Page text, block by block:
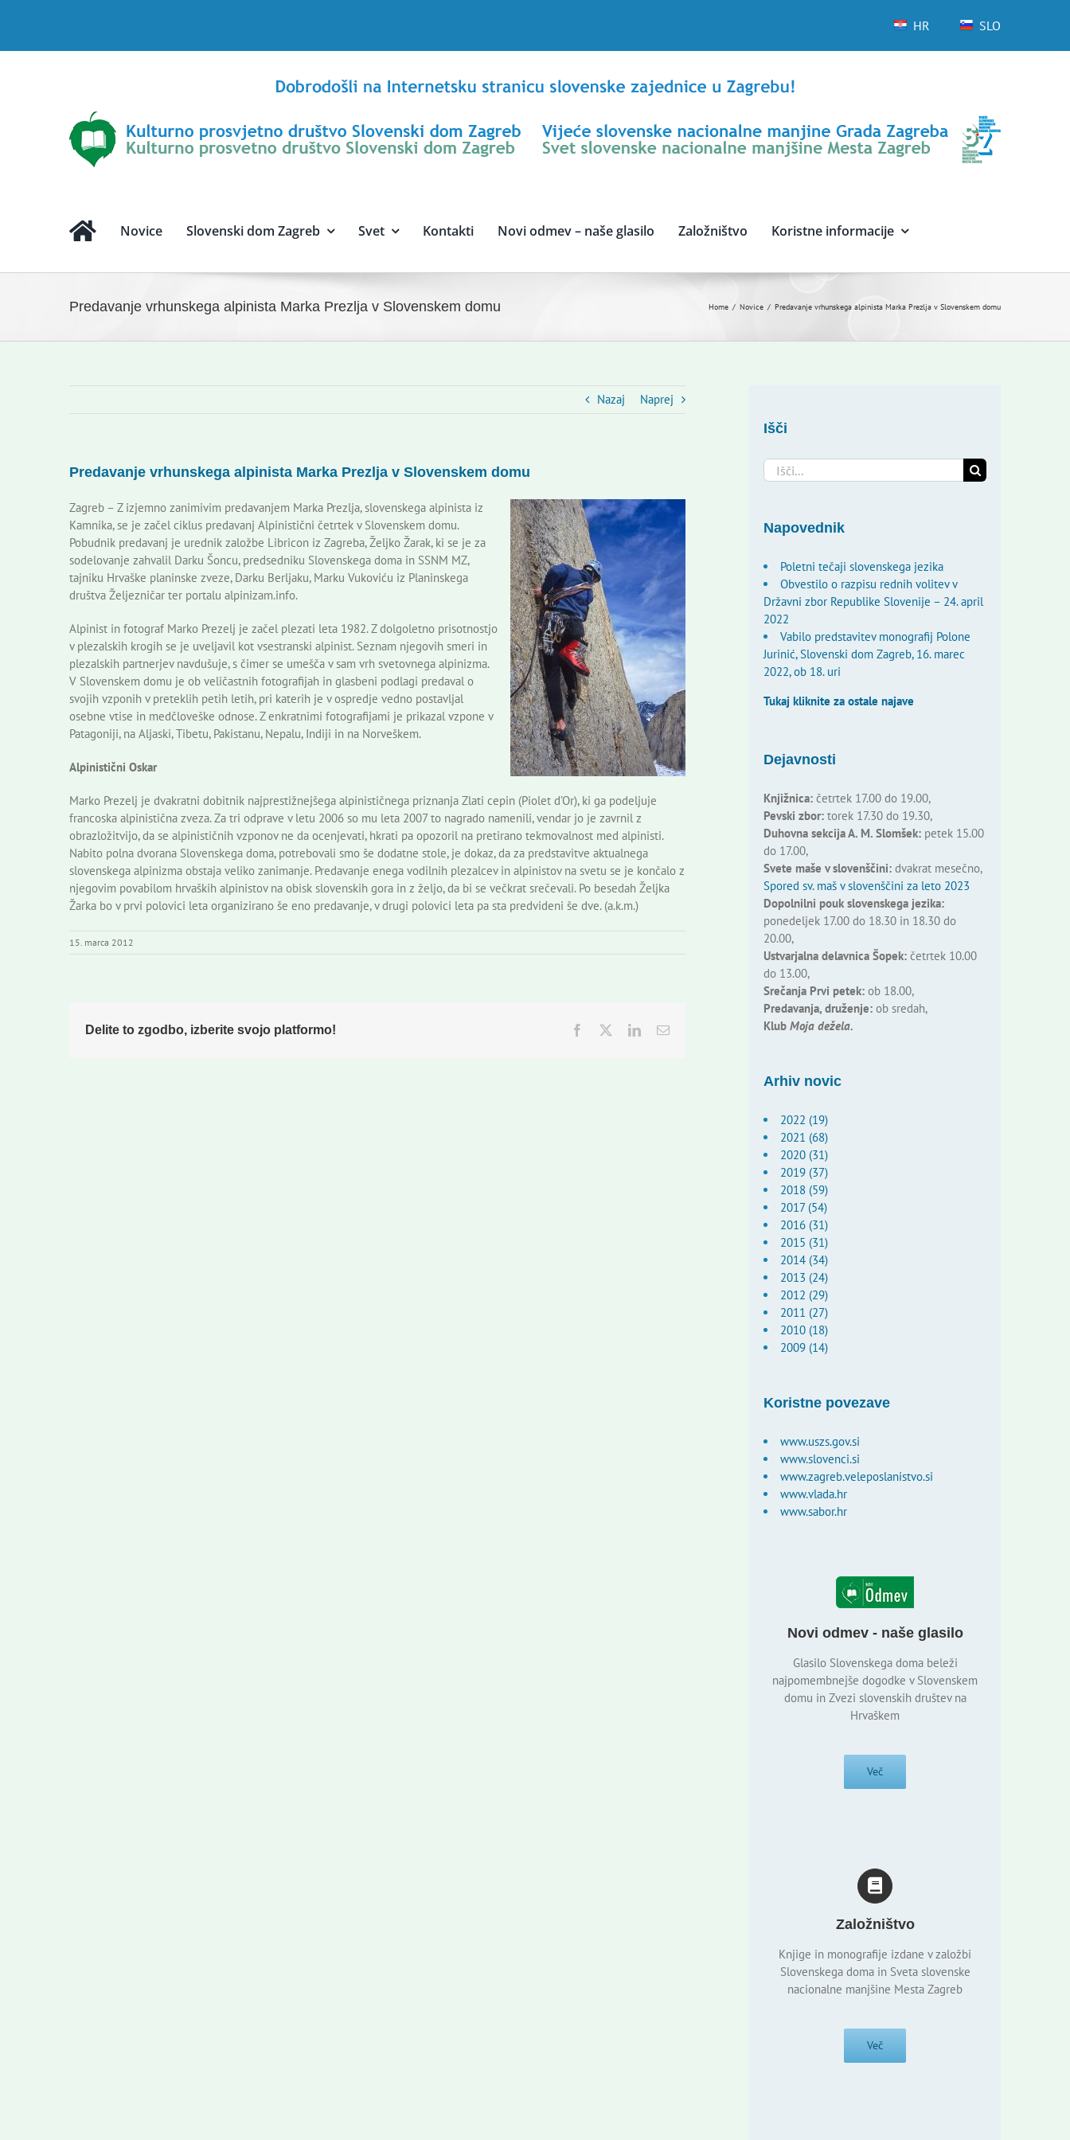
HR SLO
Novice Slovenski dom Zagreb Svet Kontakti Novi odmev – naše glasilo Založništvo Koristne informacije
Predavanje vrhunskega alpinista Marka Prezlja v Slovenskem domu Home Novice Predavanje vrhunskega alpinista Marka Prezlja v Slovenskem domu
Nazaj Naprej
Predavanje vrhunskega alpinista Marka Prezlja v Slovenskem domu
Zagreb – Z izjemno zanimivim predavanjem Marka Prezlja, slovenskega alpinista iz
Kamnika, se je začel ciklus predavanj Alpinistični četrtek v Slovenskem domu.
Pobudnik predavanj je urednik založbe Libricon iz Zagreba, Željko Žarak, ki se je za
sodelovanje zahvalil Darku Šoncu, predsedniku Slovenskega doma in SSNM MZ,
tajniku Hrvaške planinske zveze, Darku Berljaku, Marku Vukoviću iz Planinskega
društva Željezničar ter portalu alpinizam.info.
Alpinist in fotograf Marko Prezelj je začel plezati leta 1982. Z dolgoletno prisotnostjo
v plezalskih krogih se je uveljavil kot vsestranski alpinist. Seznam njegovih smeri in
plezalskih partnerjev navdušuje, s čimer se umešča v sam vrh svetovnega alpinizma.
V Slovenskem domu je ob veličastnih fotografijah in glasbeni podlagi predaval o
svojih vzponih v preteklih petih letih, pri katerih je v ospredje vedno postavljal
osebne vtise in medčloveške odnose. Z enkratnimi fotografijami je prikazal vzpone v
Patagoniji, na Aljaski, Tibetu, Pakistanu, Nepalu, Indiji in na Norveškem.
Alpinistični Oskar
Marko Prezelj je dvakratni dobitnik najprestižnejšega alpinističnega priznanja Zlati cepin (Piolet d’Or), ki ga podeljuje
francoska alpinistična zveza. Za tri odprave v letu 2006 so mu leta 2007 to nagrado namenili, vendar jo je zavrnil z
obrazložitvijo, da se alpinističnih vzponov ne da ocenjevati, hkrati pa opozoril na pretirano tekmovalnost med alpinisti.
Nabito polna dvorana Slovenskega doma, potrebovali smo še dodatne stole, je dokaz, da za predstavitve aktualnega
slovenskega alpinizma obstaja veliko zanimanje. Predavanje enega vodilnih plezalcev in alpinistov na svetu se je končalo z
njegovim povabilom hrvaških alpinistov na obisk slovenskih gora in z željo, da bi se večkrat srečevali. Po besedah Željka
Žarka bo v prvi polovici leta organizirano še eno predavanje, v drugi polovici leta pa sta predvideni še dve. (a.k.m.)
15. marca 2012
Delite to zgodbo, izberite svojo platformo! Facebook
TwitterLinkedInEmail
Išči
Search
for:
Napovednik
Poletni tečaji slovenskega jezika
Obvestilo o razpisu rednih volitev v
Državni zbor Republike Slovenije – 24. april
2022
Vabilo predstavitev monografij Polone
Jurinić, Slovenski dom Zagreb, 16. marec
2022, ob 18. uri
Tukaj kliknite za ostale najave
Dejavnosti
Knjižnica:četrtek 17.00 do 19.00,
Pevski zbor:torek 17.30 do 19.30,
Duhovna sekcija A. M. Slomšek:petek 15.00
do 17.00,
Svete maše v slovenščini:dvakrat mesečno,
Spored sv. maš v slovenščini za leto 2023
Dopolnilni pouk slovenskega jezika:
ponedeljek 17.00 do 18.30 in 18.30 do
20.00,
Ustvarjalna delavnica Šopek:četrtek 10.00
do 13.00,
Srečanja Prvi petek:ob 18.00,
Predavanja, druženje:ob sredah,
Klub Moja dežela.
Arhiv novic
2022 (19)
2021 (68)
2020 (31)
2019 (37)
2018 (59)
2017 (54)
2016 (31)
2015 (31)
2014 (34)
2013 (24)
2012 (29)
2011 (27)
2010 (18)
2009 (14)
Koristne povezave
www.uszs.gov.si
www.slovenci.si
www.zagreb.veleposlanistvo.si
www.vlada.hr
www.sabor.hr
Novi odmev - naše glasilo
Glasilo Slovenskega doma beleži
najpomembnejše dogodke v Slovenskem
domu in Zvezi slovenskih društev na
Hrvaškem
Več
Založništvo
Knjige in monografije izdane v založbi
Slovenskega doma in Sveta slovenske
nacionalne manjšine Mesta Zagreb
Več